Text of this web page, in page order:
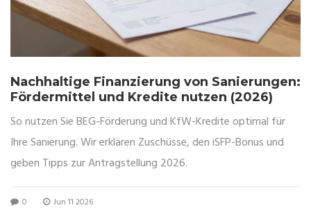
Nachhaltige Finanzierung von Sanierungen:
Fördermittel und Kredite nutzen (2026)
So nutzen Sie BEG-Förderung und KfW-Kredite optimal für
Ihre Sanierung. Wir erklären Zuschüsse, den iSFP-Bonus und
geben Tipps zur Antragstellung 2026.
0 Jun 11 2026